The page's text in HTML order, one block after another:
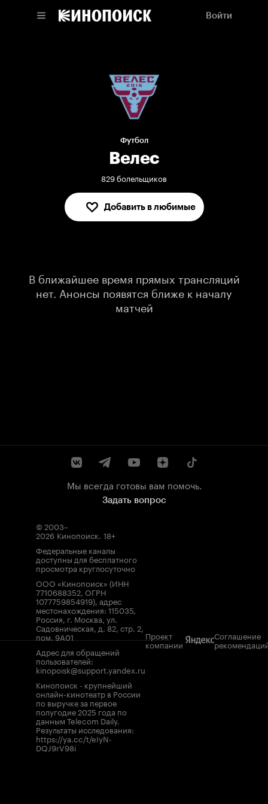
Войти
Футбол
Велес
829 болельщиков
Добавить в любимые
В любимых
В ближайшее время прямых трансляций
нет. Анонсы появятся ближе к началу
матчей
Мы всегда готовы вам помочь.
Задать вопрос
© 2003–
2026 Кинопоиск 18+
Федеральные каналы
доступны для бесплатного
просмотра круглосуточно
ООО «Кинопоиск» (ИНН
7710688352, ОГРН
1077759854919), адрес
местонахождения: 115035,
Россия, г. Москва, ул.
Садовническая, д. 82, стр. 2,
пом. 9А01
Адрес для обращений
пользователей:
kinopoisk@support.yandex.ru
Кинопоиск - крупнейший
онлайн-кинотеатр в России
по выручке за первое
полугодие 2025 года по
данным Telecom Daily.
Результаты исследования:
https://ya.cc/t/eIyN-
DQJ9rV98i
Проект
компании
Соглашение